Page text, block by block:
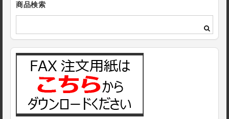
商品検索